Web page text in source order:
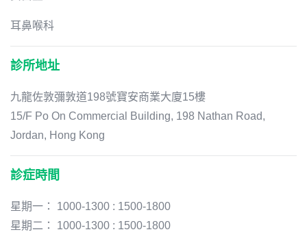
耳鼻喉科
診所地址
九龍佐敦彌敦道198號寶安商業大廈15樓
15/F Po On Commercial Building, 198 Nathan Road,
Jordan, Hong Kong
診症時間
星期一： 1000-1300 : 1500-1800
星期二： 1000-1300 : 1500-1800